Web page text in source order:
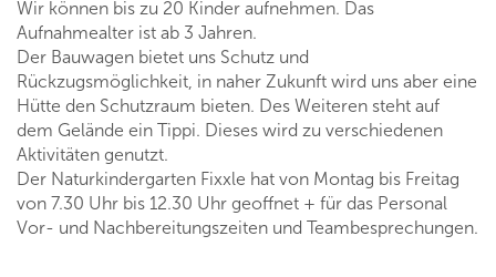
Wir können bis zu 20 Kinder aufnehmen. Das
Aufnahmealter ist ab 3 Jahren.
Der Bauwagen bietet uns Schutz und
Rückzugsmöglichkeit, in naher Zukunft wird uns aber eine
Hütte den Schutzraum bieten. Des Weiteren steht auf
dem Gelände ein Tippi. Dieses wird zu verschiedenen
Aktivitäten genutzt.
Der Naturkindergarten Fixxle hat von Montag bis Freitag
von 7.30 Uhr bis 12.30 Uhr geoffnet + für das Personal
Vor- und Nachbereitungszeiten und Teambesprechungen.